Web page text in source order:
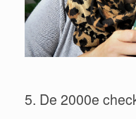
5. De 2000e